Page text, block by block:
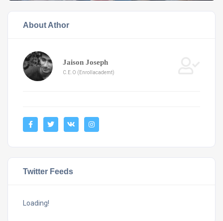
About Athor
Jaison Joseph
C.E.O (Enrollacademt)
Twitter Feeds
Loading!